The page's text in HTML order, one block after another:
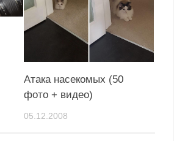
Атака насекомых (50
фото + видео)
05.12.2008